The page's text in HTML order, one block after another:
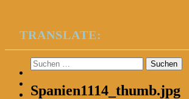
TRANSLATE:
Suchen
nach:
Spanien1114_thumb.jpg